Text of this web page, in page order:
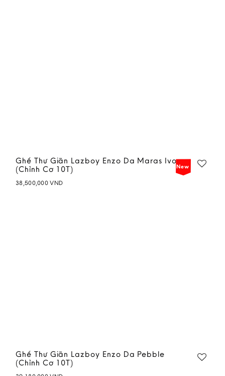
New
Ghế Thư Giãn Lazboy Enzo Da Maras Ivory
(Chỉnh Cơ 10T)
38,500,000VND
Ghế Thư Giãn Lazboy Enzo Da Pebble
(Chỉnh Cơ 10T)